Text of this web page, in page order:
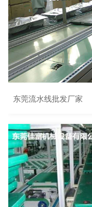
东莞流水线批发厂家